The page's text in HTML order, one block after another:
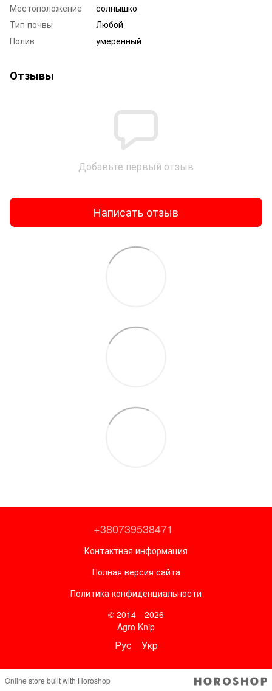
Местоположение
солнышко
Тип почвы
Любой
Полив
умеренный
Отзывы
Добавьте первый отзыв
Написать отзыв
+380739538471
Контактная информация
Полная версия сайта
Политика конфиденциальности
© 2014—2026
Agro Knip
Рус Укр
Online store built with Horoshop